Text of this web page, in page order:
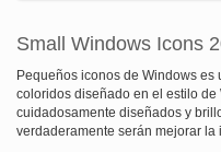
Small Windows Icons
Pequeños iconos de Windows
coloridos diseñado en el estilo de
cuidadosamente diseñados y
verdaderamente serán mejorar